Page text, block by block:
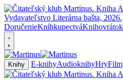
DoručenieKníhkupectváKnihovrátok
Knihy E-knihyAudioknihyHry